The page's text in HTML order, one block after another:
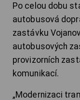
Po celou dobu
autobusová
zastávku
autobusových
provizorních
komunikací.
„Modernizaci